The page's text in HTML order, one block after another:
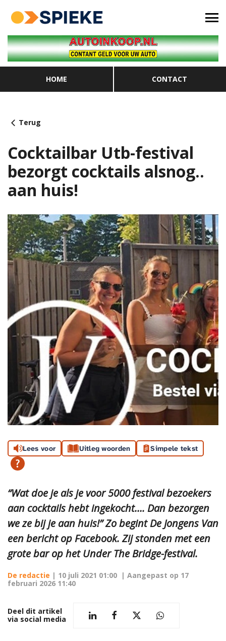
HOME CONTACT
Terug
Cocktailbar Utb-festival
bezorgt cocktails alsnog..
aan huis!
Lees voor Uitleg woorden Simpele tekst
“Wat doe je als je voor 5000 festival bezoekers
aan cocktails hebt ingekocht…. Dan bezorgen
we ze bij je aan huis!” Zo begint De Jongens Van
een bericht op Facebook. Zij stonden met een
grote bar op het Under The Bridge-festival.
De redactie | 10 juli 2021 01:00 | Aangepast op 17
februari 2026 11:40
Deel dit artikel
via social media